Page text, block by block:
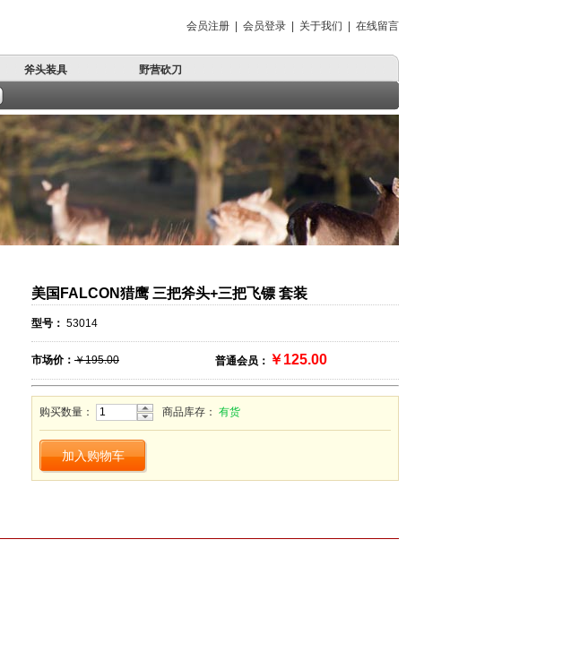
会员注册 会员登录 关于我们 在线留言
斧头装具
野营砍刀
美国FALCON猎鹰 三把斧头+三把飞镖 套装
型号： 53014
市场价： ￥195.00 普通会员： ￥125.00
购买数量： 商品库存： 有货
加入购物车